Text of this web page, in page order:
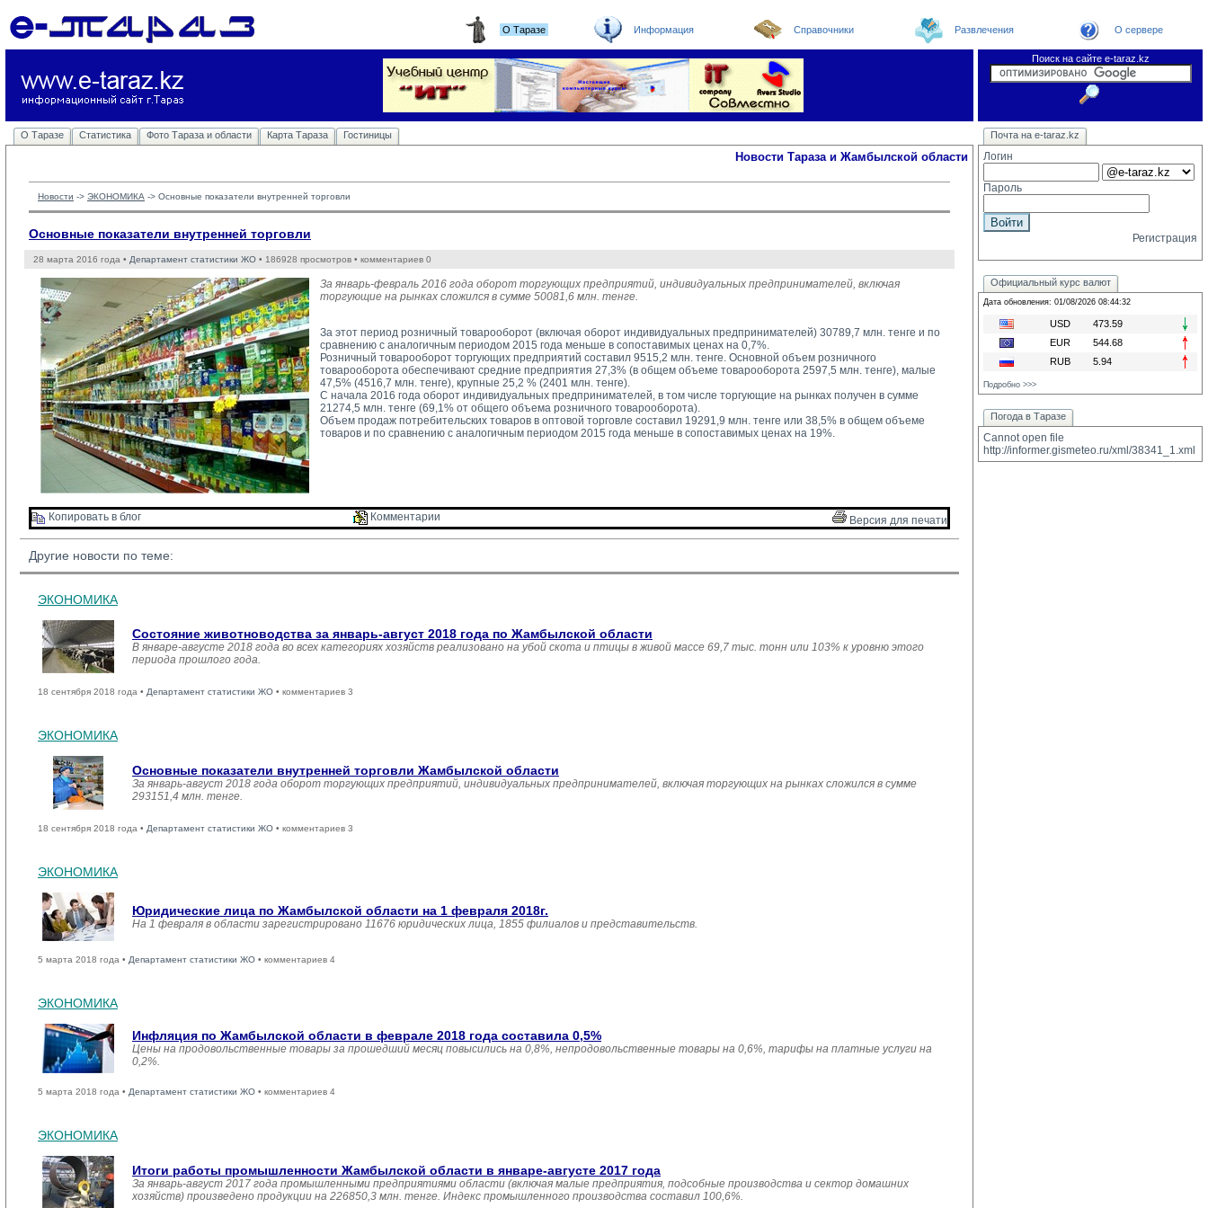
О Таразе Информация Справочники Развлечения О сервере
Поиск на сайте e-taraz.kz
О Таразе Статистика Фото Тараза и области Карта Тараза Гостиницы Новости Погода в Таразе
Телефоный справочник
Видеоконференция
Новости e-taraz
Новости Тараза и Жамбылской области
Новости -> ЭКОНОМИКА -> Основные показатели внутренней торговли
Основные показатели внутренней торговли
28 марта 2016 года • Департамент статистики ЖО • 186928 просмотров • комментариев 0
За январь-февраль 2016 года оборот торгующих предприятий, индивидуальных предпринимателей, включая
торгующие на рынках сложился в сумме 50081,6 млн. тенге.
За этот период розничный товарооборот (включая оборот индивидуальных предпринимателей) 30789,7 млн. тенге и по
сравнению с аналогичным периодом 2015 года меньше в сопоставимых ценах на 0,7%.
Розничный товарооборот торгующих предприятий составил 9515,2 млн. тенге. Основной объем розничного
товарооборота обеспечивают средние предприятия 27,3% (в общем объеме товарооборота 2597,5 млн. тенге), малые
47,5% (4516,7 млн. тенге), крупные 25,2 % (2401 млн. тенге).
С начала 2016 года оборот индивидуальных предпринимателей, в том числе торгующие на рынках получен в сумме
21274,5 млн. тенге (69,1% от общего объема розничного товарооборота).
Объем продаж потребительских товаров в оптовой торговле составил 19291,9 млн. тенге или 38,5% в общем объеме
товаров и по сравнению с аналогичным периодом 2015 года меньше в сопоставимых ценах на 19%.
Копировать в блог Комментарии Версия для печати
Другие новости по теме:
ЭКОНОМИКА
Состояние животноводства за январь-август 2018 года по Жамбылской области
В январе-августе 2018 года во всех категориях хозяйств реализовано на убой скота и птицы в живой массе 69,7 тыс. тонн или 103% к уровню этого
периода прошлого года.
18 сентября 2018 года • Департамент статистики ЖО • комментариев 3
ЭКОНОМИКА
Основные показатели внутренней торговли Жамбылской области
За январь-август 2018 года оборот торгующих предприятий, индивидуальных предпринимателей, включая торгующих на рынках сложился в сумме
293151,4 млн. тенге.
18 сентября 2018 года • Департамент статистики ЖО • комментариев 3
ЭКОНОМИКА
Юридические лица по Жамбылской области на 1 февраля 2018г.
На 1 февраля в области зарегистрировано 11676 юридических лица, 1855 филиалов и представительств.
5 марта 2018 года • Департамент статистики ЖО • комментариев 4
ЭКОНОМИКА
Инфляция по Жамбылской области в феврале 2018 года составила 0,5%
Цены на продовольственные товары за прошедший месяц повысились на 0,8%, непродовольственные товары на 0,6%, тарифы на платные услуги на
0,2%.
5 марта 2018 года • Департамент статистики ЖО • комментариев 4
ЭКОНОМИКА
Итоги работы промышленности Жамбылской области в январе-августе 2017 года
За январь-август 2017 года промышленными предприятиями области (включая малые предприятия, подсобные производства и сектор домашних
хозяйств) произведено продукции на 226850,3 млн. тенге. Индекс промышленного производства составил 100,6%.
Почта на e-taraz.kz
Логин
Пароль
Регистрация
Официальный курс валют
Дата обновления: 01/08/2026 08:44:32
USD
473.59
EUR
544.68
RUB
5.94
Подробно >>>
Погода в Таразе
Cannot open file
http://informer.gismeteo.ru/xml/38341_1.xml